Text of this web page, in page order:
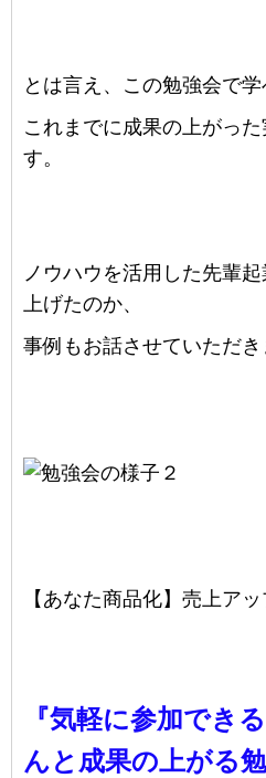
とは言え、この勉強会で学
これまでに成果の上がっ
す。
ノウハウを活用した先輩
上げたのか、
事例もお話させていただき
【あなた商品化】 売上アッ
『気軽に参加でき
んと成果の上がる勉